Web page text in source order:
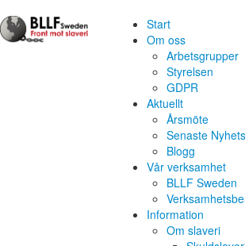
Start
Om oss
Arbetsgrupper
Styrelsen
GDPR
Aktuellt
Årsmöte
Senaste
Blogg
Vår verksamhet
BLLF Sweden
Information
Om slaveri